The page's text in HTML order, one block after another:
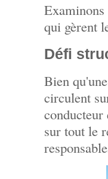
Examinons
qui gèrent
Défi
Bien
circulent
conducteur
sur tout le